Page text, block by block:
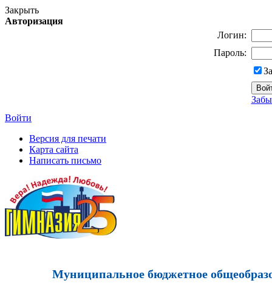
Закрыть
Авторизация
Логин:
Пароль:
Войти
Версия для печати
Карта сайта
Написать письмо
Муниципальное бюджетное